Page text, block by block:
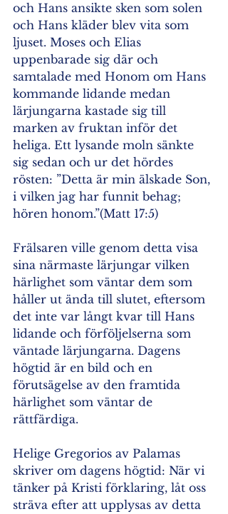
och Hans ansikte sken som solen
och Hans kläder blev vita som
ljuset. Moses och Elias
uppenbarade sig där och
samtalade med Honom om Hans
kommande lidande medan
lärjungarna kastade sig till
marken av fruktan inför det
heliga. Ett lysande moln sänkte
sig sedan och ur det hördes
rösten: ”Detta är min älskade Son,
i vilken jag har funnit behag;
hören honom.”(Matt 17:5)
Frälsaren ville genom detta visa
sina närmaste lärjungar vilken
härlighet som väntar dem som
håller ut ända till slutet, eftersom
det inte var långt kvar till Hans
lidande och förföljelserna som
väntade lärjungarna. Dagens
högtid är en bild och en
förutsägelse av den framtida
härlighet som väntar de
rättfärdiga.
Helige Gregorios av Palamas
skriver om dagens högtid: När vi
tänker på Kristi förklaring, låt oss
sträva efter att upplysas av detta